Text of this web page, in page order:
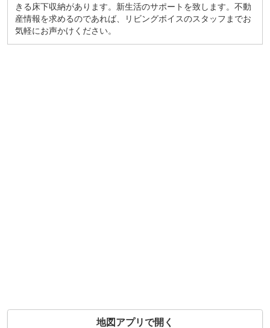
きる床下収納があります。新生活のサポートを致します。不動
産情報を求めるのであれば、リビングボイスのスタッフまでお
気軽にお声かけください。
地図アプリで開く